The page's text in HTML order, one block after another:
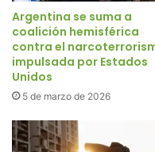
Argentina se suma a
coalición hemisférica
contra el
impulsada por Estados
Unidos
5 de marzo de 2026